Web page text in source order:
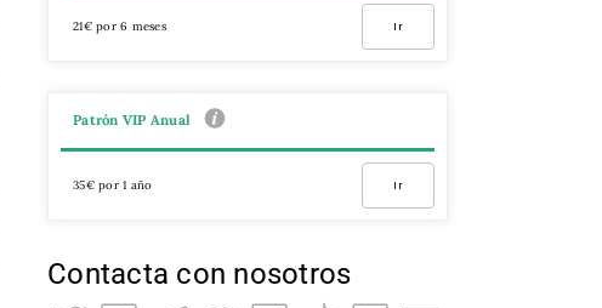
21€ por 6 meses Ir
Patrón VIP Anual
35€ por 1 año Ir
Contacta con nosotros